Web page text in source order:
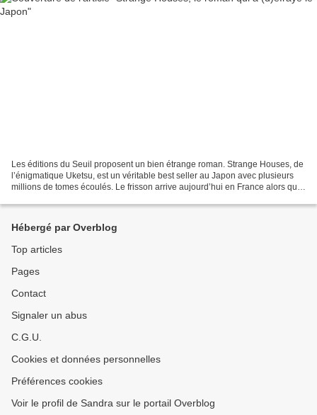
Les éditions du Seuil proposent un bien étrange roman. Strange Houses, de
l’énigmatique Uketsu, est un véritable best seller au Japon avec plusieurs
millions de tomes écoulés. Le frisson arrive aujourd’hui en France alors que
Hébergé par Overblog
Top articles
Pages
Contact
Signaler un abus
C.G.U.
Cookies et données personnelles
Préférences cookies
Voir le profil de Sandra sur le portail Overblog